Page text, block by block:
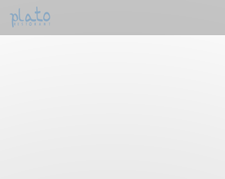
Personnalisation de vos choix en matière de cookies